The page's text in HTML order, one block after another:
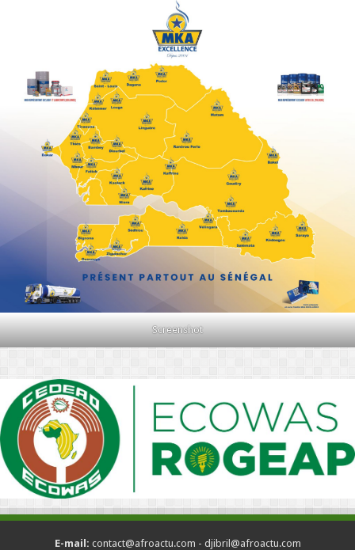
Screenshot
E-mail: contact@afroactu.com - djibril@afroactu.com